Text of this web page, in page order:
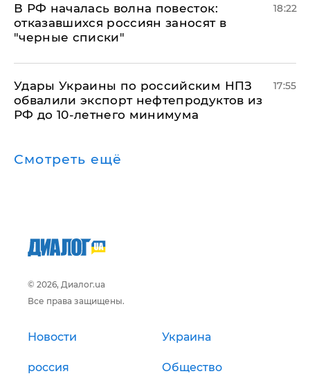
​В РФ началась волна повесток:
отказавшихся россиян заносят в
"черные списки"
18:22
Удары Украины по российским НПЗ
обвалили экспорт нефтепродуктов из
РФ до 10-летнего минимума
17:55
Смотреть ещё
© 2026, Диалог.ua
Все права защищены.
Новости Украина
россия Общество